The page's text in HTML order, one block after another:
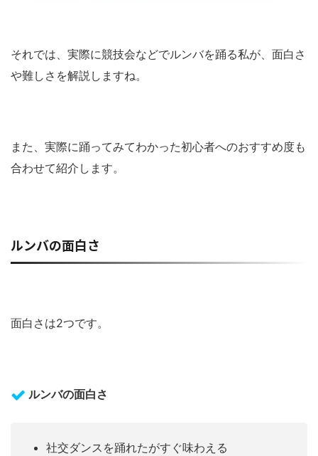
それでは、実際に競技会などでルンバを踊る私が、面白さ
や難しさを解説しますね。
また、実際に踊ってみてわかった初心者へのおすすめ度も
合わせて紹介します。
ルンバの面白さ
面白さは2つです。
ルンバの面白さ
社交ダンスを踊れたがすぐ味わえる